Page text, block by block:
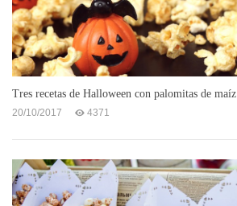
Tres recetas de Halloween con palomitas de maíz
20/10/2017 4371